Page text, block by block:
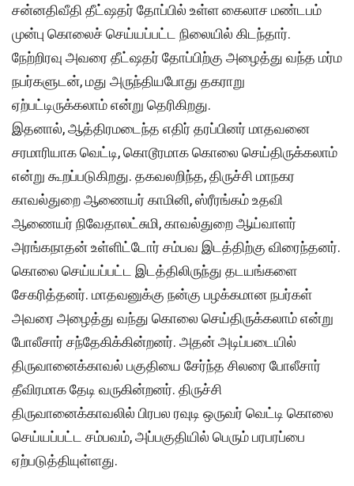
சன்னதிவீதி தீட்ஷதர் தோப்பில் உள்ள கைலாச மண்டபம்
முன்பு கொலைச் செய்யப்பட்ட நிலையில் கிடந்தார்.
நேற்றிரவு அவரை தீட்ஷதர் தோப்பிற்கு அழைத்து வந்த மர்ம
நபர்களுடன், மது அருந்தியபோது தகராறு
ஏற்பட்டிருக்கலாம் என்று தெரிகிறது.
இதனால், ஆத்திரமடைந்த எதிர் தரப்பினர் மாதவனை
சரமாரியாக வெட்டி, கொடூரமாக கொலை செய்திருக்கலாம்
என்று கூறப்படுகிறது. தகவலறிந்த, திருச்சி மாநகர
காவல்துறை ஆணையர் காமினி, ஸ்ரீரங்கம் உதவி
ஆணையர் நிவேதாலட்சுமி, காவல்துறை ஆய்வாளர்
அரங்கநாதன் உள்ளிட்டோர் சம்பவ இடத்திற்கு விரைந்தனர்.
கொலை செய்யப்பட்ட இடத்திலிருந்து தடயங்களை
சேகரித்தனர். மாதவனுக்கு நன்கு பழக்கமான நபர்கள்
அவரை அழைத்து வந்து கொலை செய்திருக்கலாம் என்று
போலீசார் சந்தேகிக்கின்றனர். அதன் அடிப்படையில்
திருவானைக்காவல் பகுதியை சேர்ந்த சிலரை போலீசார்
தீவிரமாக தேடி வருகின்றனர். திருச்சி
திருவானைக்காவலில் பிரபல ரவுடி ஒருவர் வெட்டி கொலை
செய்யப்பட்ட சம்பவம், அப்பகுதியில் பெரும் பரபரப்பை
ஏற்படுத்தியுள்ளது.